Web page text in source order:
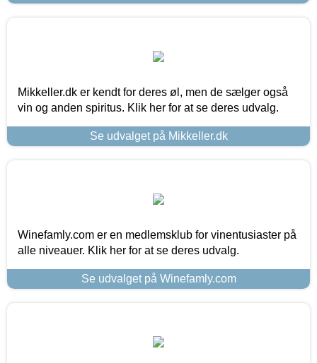
Mikkeller.dk er kendt for deres øl, men de sælger også
vin og anden spiritus. Klik her for at se deres udvalg.
Se udvalget på Mikkeller.dk
Winefamly.com er en medlemsklub for vinentusiaster på
alle niveauer. Klik her for at se deres udvalg.
Se udvalget på Winefamly.com